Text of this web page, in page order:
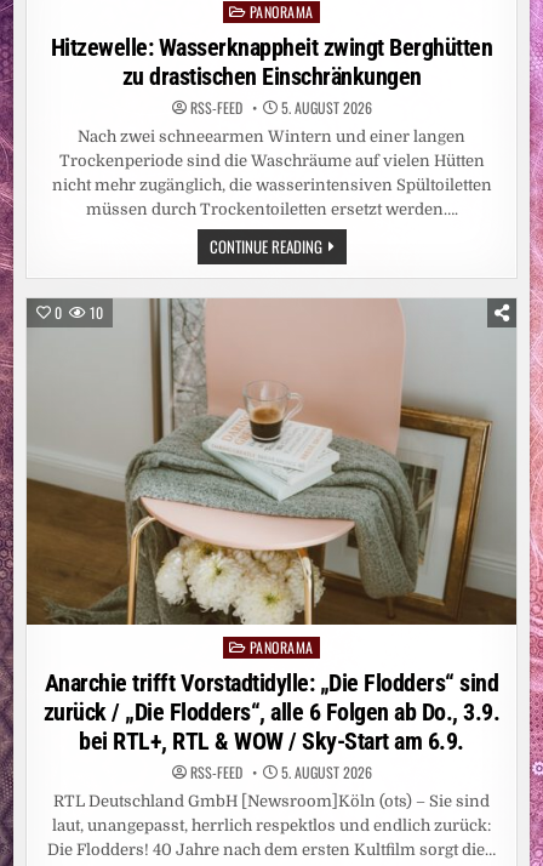
Posted
in
PANORAMA
Hitzewelle: Wasserknappheit zwingt Berghütten
zu drastischen Einschränkungen
RSS-FEED 5. AUGUST 2026
Nach zwei schneearmen Wintern und einer langen
Trockenperiode sind die Waschräume auf vielen Hütten
nicht mehr zugänglich, die wasserintensiven Spültoiletten
müssen durch Trockentoiletten ersetzt werden….
CONTINUE READINGHITZEWELLE:
WASSERKNAPPHEIT
ZWINGT
BERGHÜTTEN
0 10
Posted
in
PANORAMA
Anarchie trifft Vorstadtidylle: „Die Flodders“ sind
zurück / „Die Flodders“, alle 6 Folgen ab Do., 3.9.
bei RTL+, RTL & WOW / Sky-Start am 6.9.
RSS-FEED 5. AUGUST 2026
RTL Deutschland GmbH [Newsroom]Köln (ots) – Sie sind
laut, unangepasst, herrlich respektlos und endlich zurück:
Die Flodders! 40 Jahre nach dem ersten Kultfilm sorgt die…